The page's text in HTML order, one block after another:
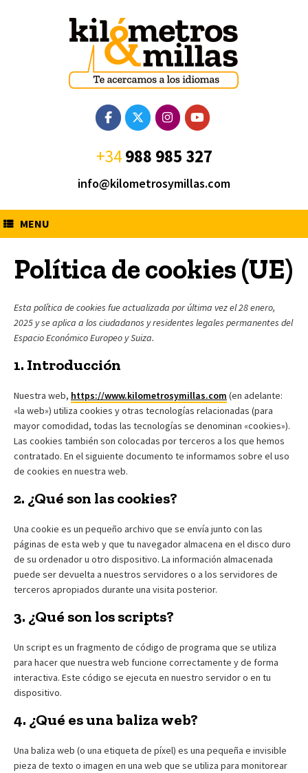
+34 988 985 327
info@kilometrosymillas.com
MENU
Política de cookies (UE)
Esta política de cookies fue actualizada por última vez el 28 enero,
2025 y se aplica a los ciudadanos y residentes legales permanentes del
Espacio Económico Europeo y Suiza.
1. Introducción
Nuestra web, https://www.kilometrosymillas.com (en adelante:
«la web») utiliza cookies y otras tecnologías relacionadas (para
mayor comodidad, todas las tecnologías se denominan «cookies»).
Las cookies también son colocadas por terceros a los que hemos
contratado. En el siguiente documento te informamos sobre el uso
de cookies en nuestra web.
2. ¿Qué son las cookies?
Una cookie es un pequeño archivo que se envía junto con las
páginas de esta web y que tu navegador almacena en el disco duro
de su ordenador u otro dispositivo. La información almacenada
puede ser devuelta a nuestros servidores o a los servidores de
terceros apropiados durante una visita posterior.
3. ¿Qué son los scripts?
Un script es un fragmento de código de programa que se utiliza
para hacer que nuestra web funcione correctamente y de forma
interactiva. Este código se ejecuta en nuestro servidor o en tu
dispositivo.
4. ¿Qué es una baliza web?
Una baliza web (o una etiqueta de píxel) es una pequeña e invisible
pieza de texto o imagen en una web que se utiliza para monitorear